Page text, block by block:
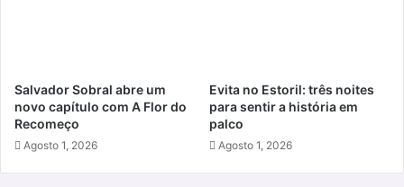
Salvador Sobral abre um
novo capítulo com A Flor do
Recomeço
Agosto 1, 2026
Evita no Estoril: três noites
para sentir a história em
palco
Agosto 1, 2026